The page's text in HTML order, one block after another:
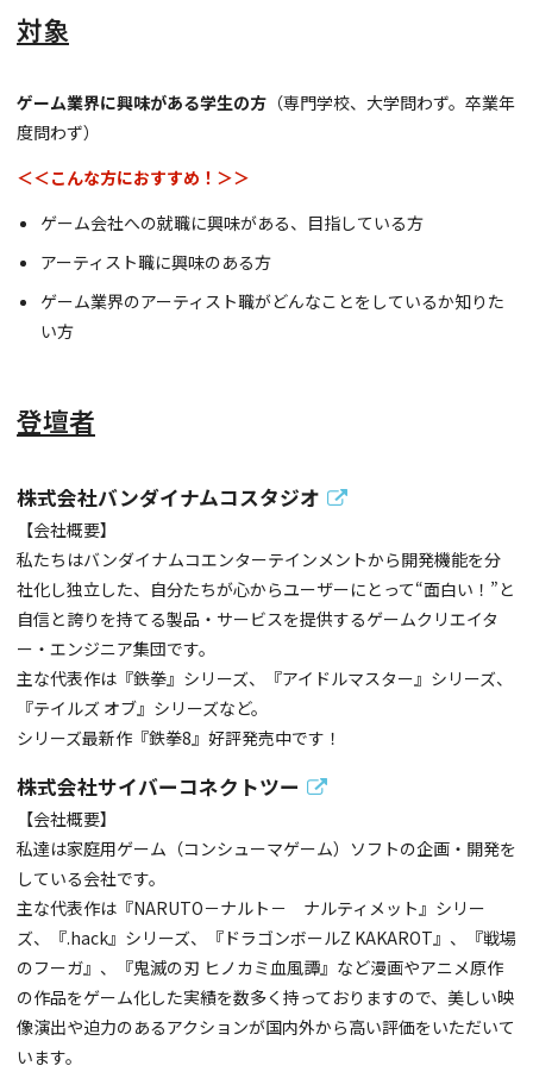
対象
ゲーム業界に興味がある学生の方 （専門学校、大学問わず。卒業年
度問わず）
＜＜こんな方におすすめ！＞＞
ゲーム会社への就職に興味がある、目指している方
アーティスト職に興味のある方
ゲーム業界のアーティスト職がどんなことをしているか知りた
い方
登壇者
株式会社バンダイナムコスタジオ
【会社概要】
私たちはバンダイナムコエンターテインメントから開発機能を分
社化し独立した、自分たちが心からユーザーにとって“面白い！”と
自信と誇りを持てる製品・サービスを提供するゲームクリエイタ
ー・エンジニア集団です。
主な代表作は『鉄拳』シリーズ、『アイドルマスター』シリーズ、
『テイルズ オブ』シリーズなど。
シリーズ最新作『鉄拳8』好評発売中です！
株式会社サイバーコネクトツー
【会社概要】
私達は家庭用ゲーム（コンシューマゲーム）ソフトの企画・開発を
している会社です。
主な代表作は『NARUTO－ナルト－ ナルティメット』シリー
ズ、『.hack』シリーズ、『ドラゴンボールZ KAKAROT』、『戦場
のフーガ』、『鬼滅の刃 ヒノカミ血風譚』など漫画やアニメ原作
の作品をゲーム化した実績を数多く持っておりますので、美しい映
像演出や迫力のあるアクションが国内外から高い評価をいただいて
います。